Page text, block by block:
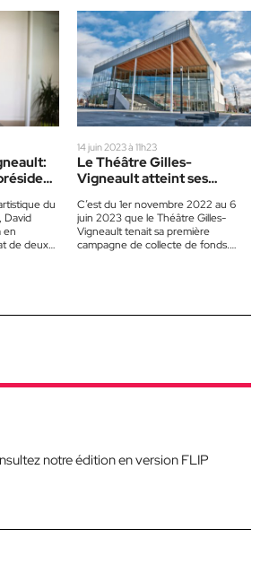
du
David
en
de deux
14 juin 2023 à 11h23
Le Théâtre Gilles-
Vigneault atteint ses
C’est du 1er novembre 2022 au 6
juin 2023 que le Théâtre Gilles-
Vigneault tenait sa première
campagne de collecte de fonds.
notre édition en version FLIP